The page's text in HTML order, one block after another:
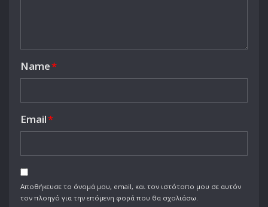
Name*
Email*
Αποθήκευσε το όνομά μου, email, και τον ιστότοπο μου σε αυτόν
τον πλοηγό για την επόμενη φορά που θα σχολιάσω.